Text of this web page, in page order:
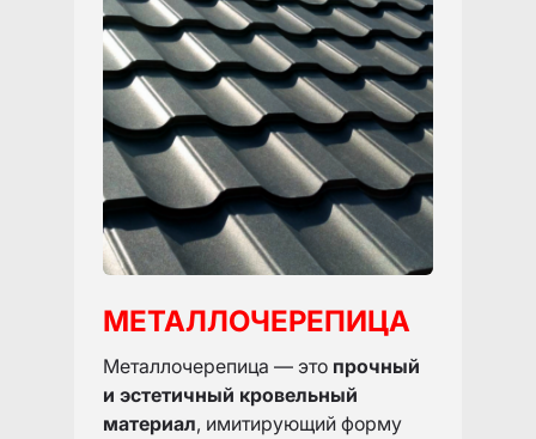
МЕТАЛЛОЧЕРЕПИЦА
Металлочерепица — это прочный
и эстетичный кровельный
материал, имитирующий форму